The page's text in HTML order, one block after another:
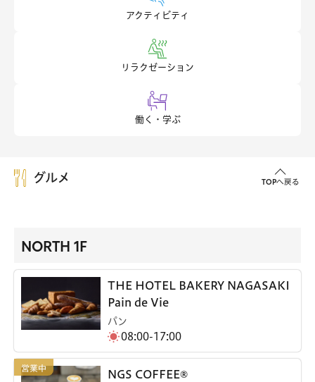
アクティビティ
リラクゼーション
働く・学ぶ
グルメ TOPへ戻る
NORTH 1F
THE HOTEL BAKERY NAGASAKI
Pain de Vie
パン
08:00-17:00
NGS COFFEE®